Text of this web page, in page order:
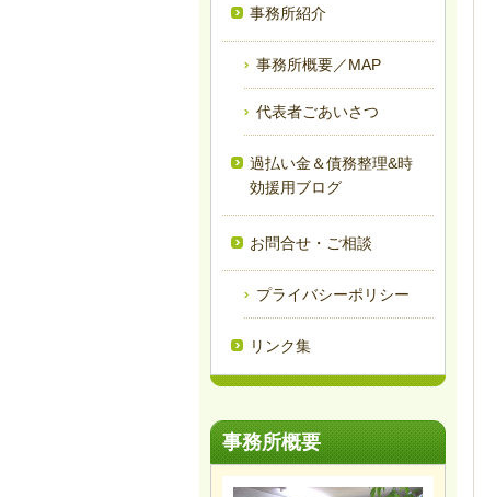
事務所紹介
事務所概要／MAP
代表者ごあいさつ
過払い金＆債務整理&時
効援用ブログ
お問合せ・ご相談
プライバシーポリシー
リンク集
事務所概要